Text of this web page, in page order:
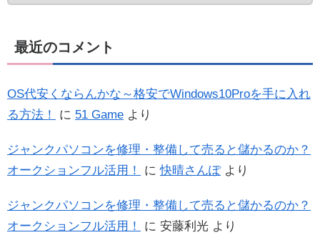
最近のコメント
OS代安くならんかな～格安でWindows10Proを手に入れ
る方法！
に 51 Game より
ジャンクパソコンを修理・整備して売ると儲かるのか？
オークションフル活用！
に快晴さんぽより
ジャンクパソコンを修理・整備して売ると儲かるのか？
オークションフル活用！
に 安藤利光 より